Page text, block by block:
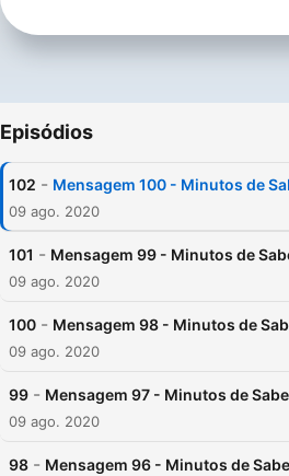
Episódios
102 - Mensagem 100 - Minutos de
09 ago. 2020
101 - Mensagem 99 - Minutos de
09 ago. 2020
100 - Mensagem 98 - Minutos de
09 ago. 2020
99 - Mensagem 97 - Minutos de
09 ago. 2020
98 - Mensagem 96 - Minutos de